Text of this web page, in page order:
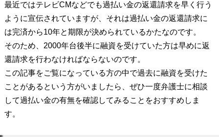
最近ではテレビCMなどでも過払い金の返還請求を早く行う
ように宣伝されていますが、それは過払い金の返還請求に
は完済から10年と期限が決められているかたなのです。
そのため、2000年台後半に融資を受けていた方は早めに返
還請求を行わなければならないのです。
この記事をご覧になっている方の中で過去に融資を受けた
ことがあるという方がいましたら、ぜひ一度弁護士に相談
して過払い金の有無を確認してみることをおすすめしま
す。